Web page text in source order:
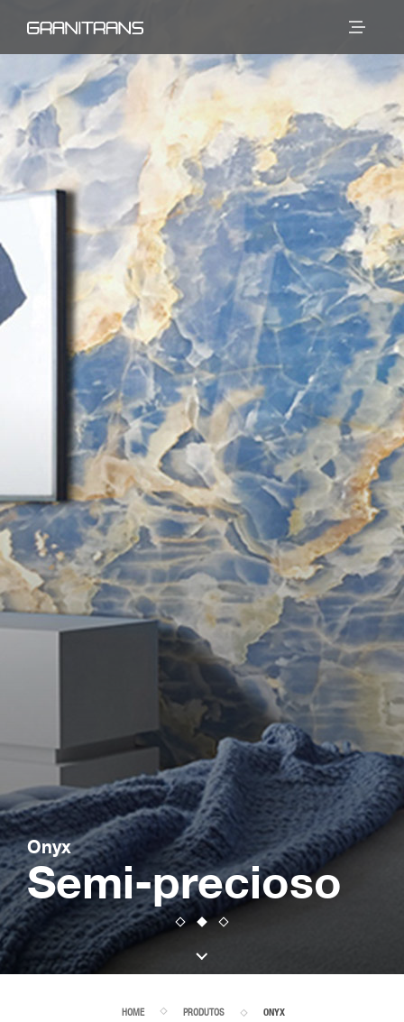
Onyx
Semi-precioso
HOME PRODUTOS ONYX